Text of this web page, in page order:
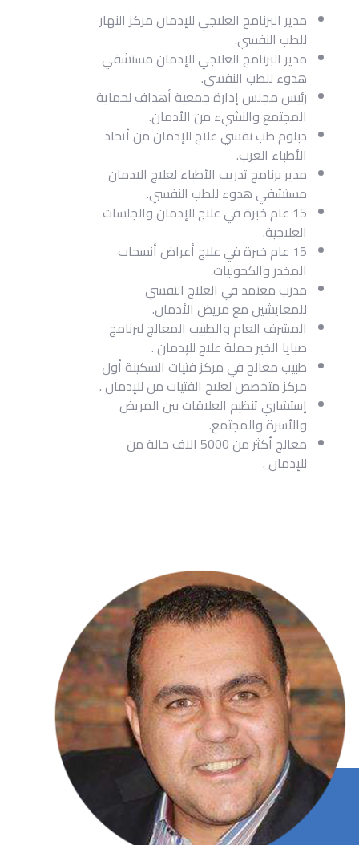
مدير البرنامج العلاجي للإدمان مركز النهار
للطب النفسي.
مدير البرنامج العلاجي للإدمان مستشفي
هدوء للطب النفسي.
رئيس مجلس إدارة جمعية أهداف لحماية
المجتمع والنشيء من الأدمان.
دبلوم طب نفسي علاج للإدمان من أتحاد
الأطباء العرب.
مدير برنامج تدريب الأطباء لعلاج الادمان
مستشفي هدوء للطب النفسي.
15 عام خبرة في علاج للإدمان والجلسات
العلاجية.
15 عام خبرة في علاج أعراض أنسحاب
المخدر والكحوليات.
مدرب معتمد في العلاج النفسي
للمعايشين مع مريض الأدمان.
المشرف العام والطبيب المعالج لبرنامج
صبايا الخير حملة علاج للإدمان .
طبيب معالج في مركز فتيات السكينة أول
مركز متخصص لعلاج الفتيات من للإدمان .
إستشاري تنظيم العلاقات بين المريض
والأسرة والمجتمع.
معالج أكثر من 5000 الاف حالة من
للإدمان .